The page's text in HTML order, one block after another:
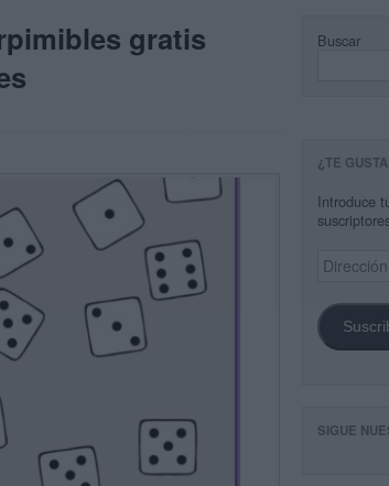
gratis
Buscar
¿TE
Introduce
Dirección
de
SIGUE